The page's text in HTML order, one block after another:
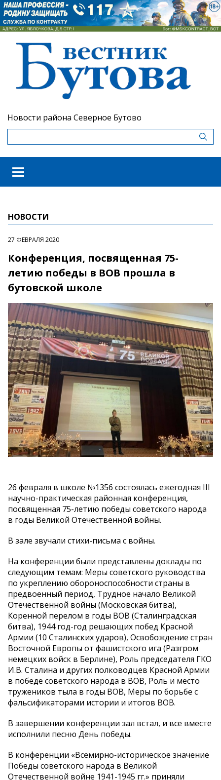
Новости района Северное Бутово
НОВОСТИ
27 ФЕВРАЛЯ 2020
Конференция, посвященная 75-
летию победы в ВОВ прошла в
бутовской школе
26 февраля в школе №1356 состоялась ежегодная III
научно-практическая районная конференция,
посвященная 75-летию победы советского народа
в годы Великой Отечественной войны.
В зале звучали стихи-письма с войны.
На конференции были представлены доклады по
следующим темам: Меры советского руководства
по укреплению обороноспособности страны в
предвоенный период, Трудное начало Великой
Отечественной войны (Московская битва),
Коренной перелом в годы ВОВ (Сталинградская
битва), 1944 год-год решающих побед Красной
Армии (10 Сталинских ударов), Освобождение стран
Восточной Европы от фашистского ига (Разгром
немецких войск в Берлине), Роль председателя ГКО
И.В. Сталина и других полководцев Красной Армии
в победе советского народа в ВОВ, Роль и место
тружеников тыла в годы ВОВ, Меры по борьбе с
фальсификаторами истории и итогов ВОВ.
В завершении конференции зал встал, и все вместе
исполнили песню День победы.
В конференции «Всемирно-историческое значение
Победы советского народа в Великой
Отечественной войне 1941-1945 гг.» приняли